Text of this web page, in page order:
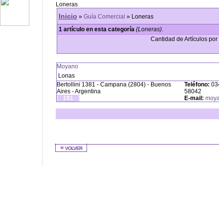
Loneras
Inicio » Guía Comercial » Loneras
1 artículo en esta categoría (Loneras).
Cantidad de Artículos por
Moyano
Lonas
Bertollini 1381 - Campana (2804) - Buenos
Aires - Argentina
[ · 191 · ]
Teléfono:
58042
E-mail:
« volver